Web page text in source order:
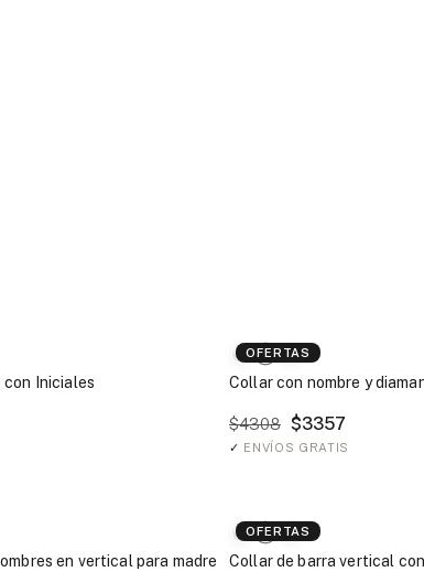
con Iniciales
OFERTAS
Collar con nombre y
$4308 $3357
✓ ENVÍOS GRATIS
en vertical para madre
OFERTAS
Collar de barra vertical